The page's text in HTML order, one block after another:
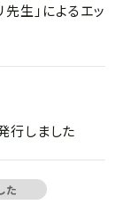
生」によるエッ
行しました
た